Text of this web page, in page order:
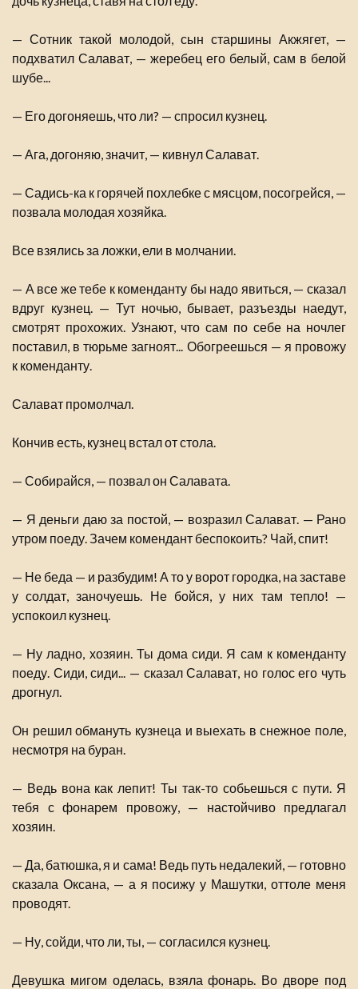
— Сотник такой молодой, сын старшины Акжягет, —
подхватил Салават, — жеребец его белый, сам в белой
шубе...
— Его догоняешь, что ли? — спросил кузнец.
— Ага, догоняю, значит, — кивнул Салават.
— Садись-ка к горячей похлебке с мясцом, посогрейся, —
позвала молодая хозяйка.
Все взялись за ложки, ели в молчании.
— А все же тебе к коменданту бы надо явиться, — сказал
вдруг кузнец. — Тут ночью, бывает, разъезды наедут,
смотрят прохожих. Узнают, что сам по себе на ночлег
поставил, в тюрьме загноят... Обогреешься — я провожу
к коменданту.
Салават промолчал.
Кончив есть, кузнец встал от стола.
— Собирайся, — позвал он Салавата.
— Я деньги даю за постой, — возразил Салават. — Рано
утром поеду. Зачем комендант беспокоить? Чай, спит!
— Не беда — и разбудим! А то у ворот городка, на заставе
у солдат, заночуешь. Не бойся, у них там тепло! —
успокоил кузнец.
— Ну ладно, хозяин. Ты дома сиди. Я сам к коменданту
поеду. Сиди, сиди... — сказал Салават, но голос его чуть
дрогнул.
Он решил обмануть кузнеца и выехать в снежное поле,
несмотря на буран.
— Ведь вона как лепит! Ты так-то собьешься с пути. Я
тебя с фонарем провожу, — настойчиво предлагал
хозяин.
— Да, батюшка, я и сама! Ведь путь недалекий, — готовно
сказала Оксана, — а я посижу у Машутки, оттоле меня
проводят.
— Ну, сойди, что ли, ты, — согласился кузнец.
Девушка мигом оделась, взяла фонарь. Во дворе под